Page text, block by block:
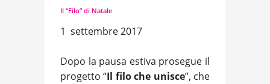
Il “Filo” di Natale
1 settembre 2017
Dopo la pausa estiva prosegue il
progetto “Il filo che unisce”, che